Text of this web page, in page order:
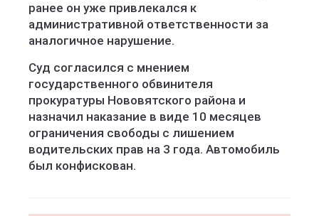
ранее он уже привлекался к
административной ответственности за
аналогичное нарушение.
Суд согласился с мнением
государственного обвинителя
прокуратуры Нововятского района и
назначил наказание в виде 10 месяцев
ограничения свободы с лишением
водительских прав на 3 года. Автомобиль
был конфискован.